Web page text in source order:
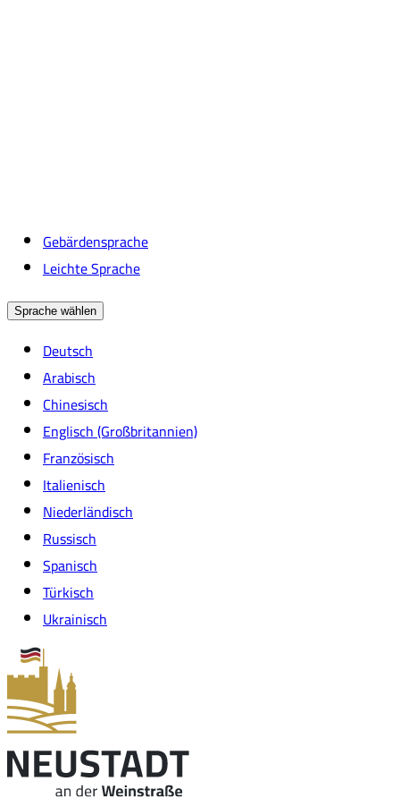
Gebärdensprache
Leichte Sprache
Sprache wählen
Deutsch
Arabisch
Chinesisch
Englisch (Großbritannien)
Französisch
Italienisch
Niederländisch
Russisch
Spanisch
Türkisch
Ukrainisch